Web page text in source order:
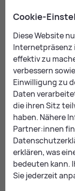
Di., 11. August
Di., 01.
Di., 22.
Di., 29.
Di., 06. Oktober
Di., 13. Oktober
Di., 20. Oktober
MEHR TERMINE
Kon­takt
Fachbereich
Cookie-
Diese Website
Internetpräsenz
effektiv zu
verbessern
Einwilligung zu
Daten
die ihren Sitz
haben. Nähere
Partner:innen
erklären, was
bedeuten kann.
Sie jederzeit